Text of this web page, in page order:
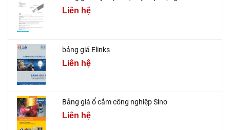
Liên hệ
bảng giá Elinks
Liên hệ
Bảng giá ổ cắm công nghiệp Sino
Liên hệ